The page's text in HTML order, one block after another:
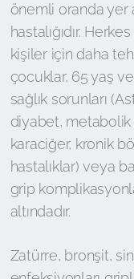
önemli oranda yer
hastalığıdır.
kişiler için daha
çocuklar, 65 yaş
sağlık sorunları
diyabet, metabolik
karaciğer, kronik
hastalıklar) veya
grip
altındadır.
Zatürre, bronşit,